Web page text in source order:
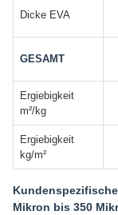
Dicke EVA
GESAMT
Ergiebigkeit
m²/kg
Ergiebigkeit
kg/m²
Mikron bis 350